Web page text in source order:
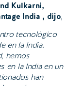
Kulkarni,
India , dijo,
tecnológico
en la India.
hemos
en la India en un
han